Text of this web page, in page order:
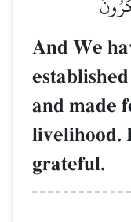
And We
and made
livelihood.
grateful.